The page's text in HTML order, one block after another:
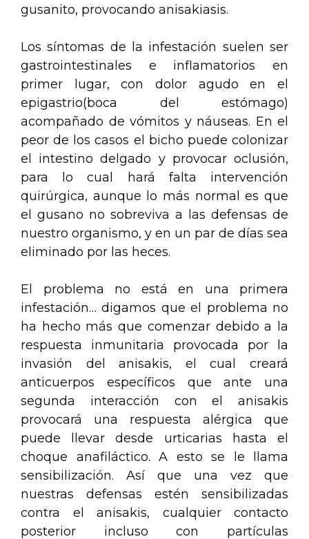
gusanito, provocando anisakiasis.
Los síntomas de la infestación suelen ser
gastrointestinales e inflamatorios en
primer lugar, con dolor agudo en el
epigastrio(boca del estómago)
acompañado de vómitos y náuseas. En el
peor de los casos el bicho puede colonizar
el intestino delgado y provocar oclusión,
para lo cual hará falta intervención
quirúrgica, aunque lo más normal es que
el gusano no sobreviva a las defensas de
nuestro organismo, y en un par de días sea
eliminado por las heces.
El problema no está en una primera
infestación… digamos que el problema no
ha hecho más que comenzar debido a la
respuesta inmunitaria provocada por la
invasión del anisakis, el cual creará
anticuerpos específicos que ante una
segunda interacción con el anisakis
provocará una respuesta alérgica que
puede llevar desde urticarias hasta el
choque anafiláctico. A esto se le llama
sensibilización. Así que una vez que
nuestras defensas estén sensibilizadas
contra el anisakis, cualquier contacto
posterior incluso con partículas